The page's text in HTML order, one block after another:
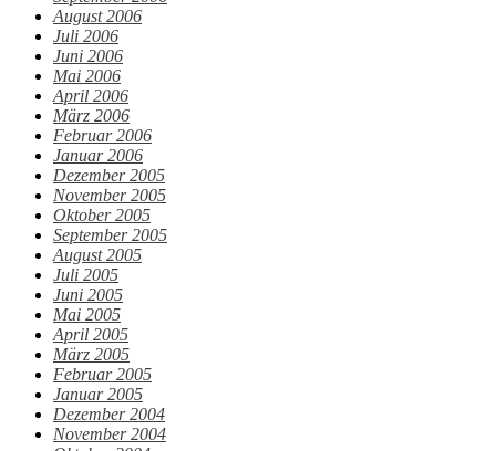
August 2006
Juli 2006
Juni 2006
Mai 2006
April 2006
März 2006
Februar 2006
Januar 2006
Dezember 2005
November 2005
Oktober 2005
September 2005
August 2005
Juli 2005
Juni 2005
Mai 2005
April 2005
März 2005
Februar 2005
Januar 2005
Dezember 2004
November 2004